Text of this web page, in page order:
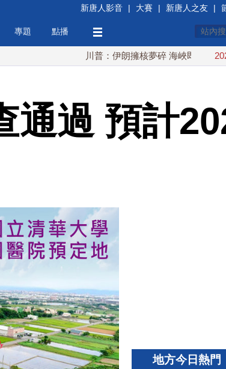
新唐人影音 | 大賽 | 新唐人之友 |
專題 點播
川普：伊朗擁核夢碎 海峽即將恢復通航
通過 預計
地方今日熱門